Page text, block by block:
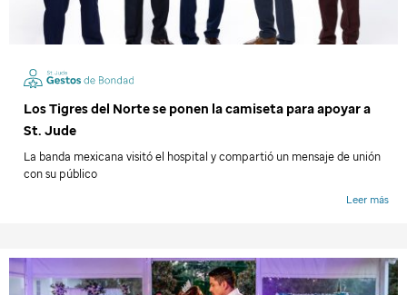
Los Tigres del Norte se ponen la camiseta para apoyar a
St. Jude
La banda mexicana visitó el hospital y compartió un mensaje de unión
con su público